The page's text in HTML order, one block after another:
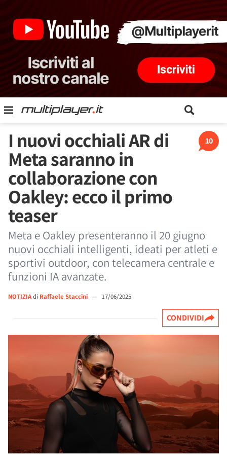
10
I nuovi occhiali AR di
Meta saranno in
collaborazione con
Oakley: ecco il primo
teaser
Meta e Oakley presenteranno il 20 giugno
nuovi occhiali intelligenti, ideati per atleti e
sportivi outdoor, con telecamera centrale e
funzioni IA avanzate.
NOTIZIAdi Raffaele Staccini — 17/06/2025
CONDIVIDI